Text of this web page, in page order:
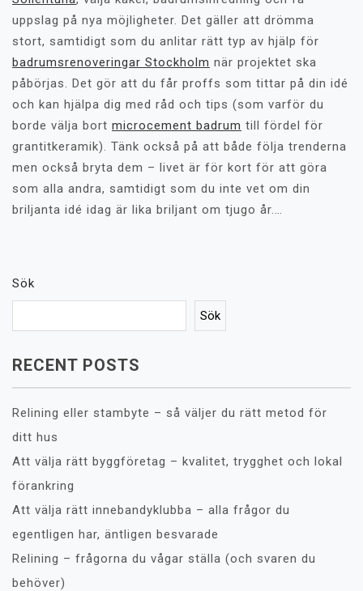
uppslag på nya möjligheter. Det gäller att drömma
stort, samtidigt som du anlitar rätt typ av hjälp för
badrumsrenoveringar Stockholm när projektet ska
påbörjas. Det gör att du får proffs som tittar på din idé
och kan hjälpa dig med råd och tips (som varför du
borde välja bort microcement badrum till fördel för
grantitkeramik). Tänk också på att både följa trenderna
men också bryta dem – livet är för kort för att göra
som alla andra, samtidigt som du inte vet om din
briljanta idé idag är lika briljant om tjugo år.…
Sök
Sök
RECENT POSTS
Relining eller stambyte – så väljer du rätt metod för
ditt hus
Att välja rätt byggföretag – kvalitet, trygghet och lokal
förankring
Att välja rätt innebandyklubba – alla frågor du
egentligen har, äntligen besvarade
Relining – frågorna du vågar ställa (och svaren du
behöver)